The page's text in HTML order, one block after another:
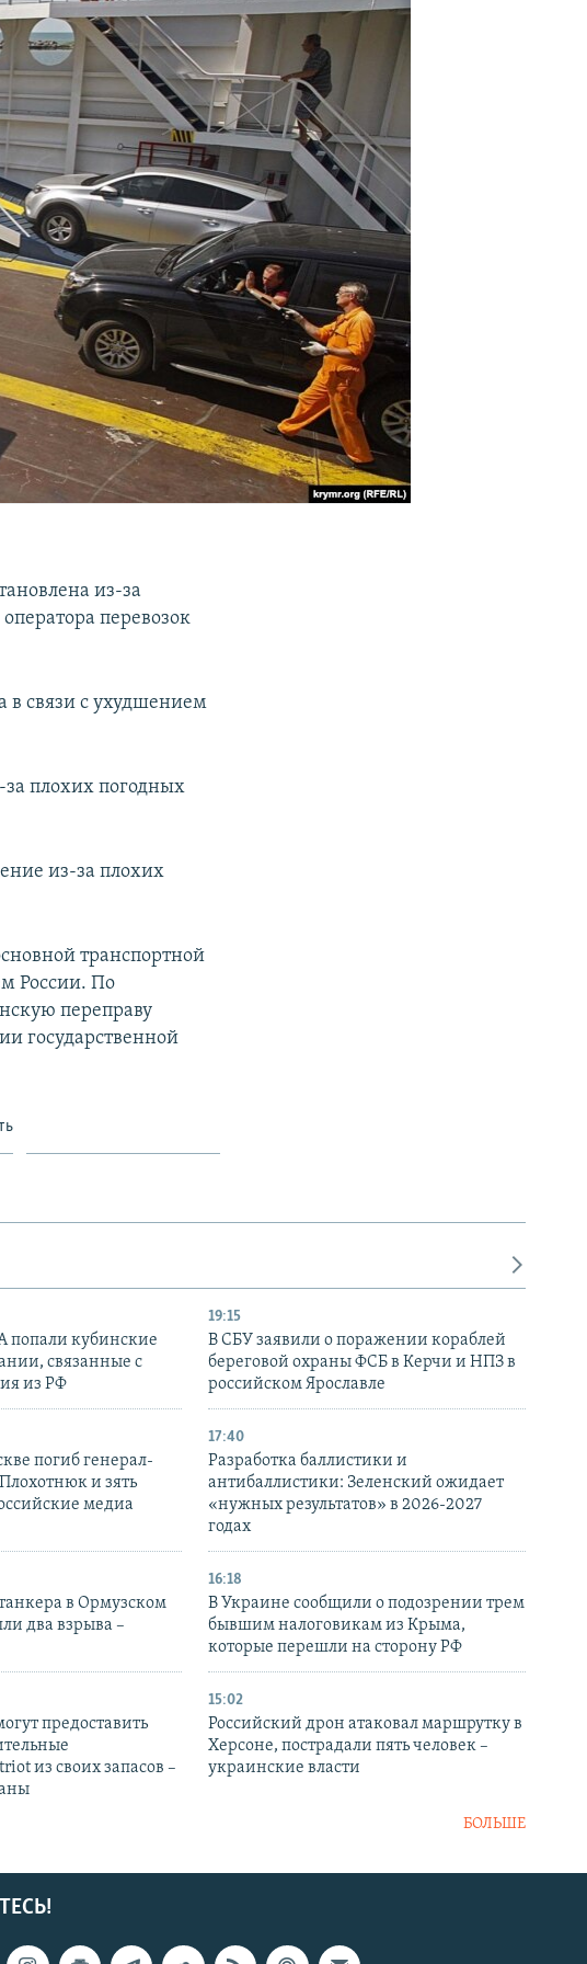
из-за
перевозок
в связи с ухудшением
за плохих погодных
из-за плохих
транспортной
России. По
переправу
государственной
кубинские
связанные с
из РФ
19:15
В СБУ заявили о поражении кораблей
береговой охраны ФСБ в Керчи и НПЗ в
российском Ярославле
погиб генерал-
и зять
медиа
17:40
Разработка баллистики и
антибаллистики: Зеленский ожидает
«нужных результатов» в 2026-2027
годах
в Ормузском
два взрыва –
16:18
В Украине сообщили о подозрении трем
бывшим налоговикам из Крыма,
которые перешли на сторону РФ
предоставить
из своих запасов –
15:02
Российский дрон атаковал маршрутку в
Херсоне, пострадали пять человек –
украинские власти
БОЛЬШЕ